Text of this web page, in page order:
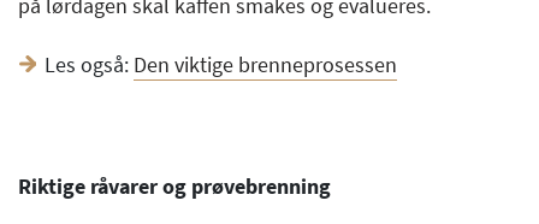
Les også: Den viktige brenneprosessen
Riktige råvarer og prøvebrenning